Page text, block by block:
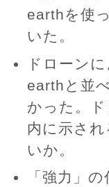
earthを使
いた。
ドローン
earthと並
かった。
内に示さ
いか。
「強力」